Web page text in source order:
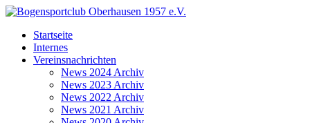
Startseite
Internes
Vereinsnachrichten
News 2024 Archiv
News 2023 Archiv
News 2022 Archiv
News 2021 Archiv